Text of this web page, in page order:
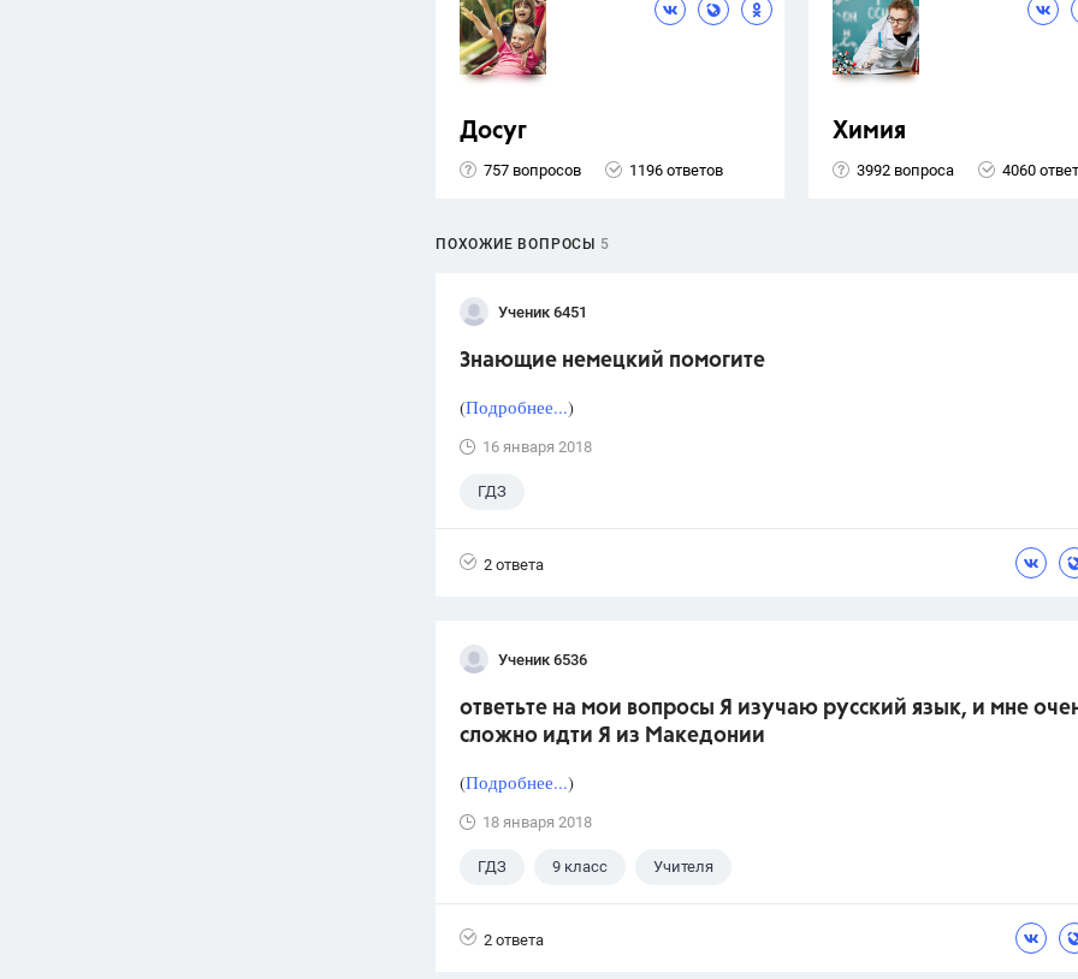
Досуг
757 вопросов 1196 ответов
Химия
3992 вопроса 4060
ПОХОЖИЕ ВОПРОСЫ 5
Ученик 6451
Знающие немецкий помогите
(Подробнее...)
16 января 2018
ГДЗ
2 ответа
Ученик 6536
ответьте на мои вопросы Я изучаю русский язык, и мне
сложно идти Я из Македонии
(Подробнее...)
18 января 2018
ГДЗ 9 класс Учителя
2 ответа